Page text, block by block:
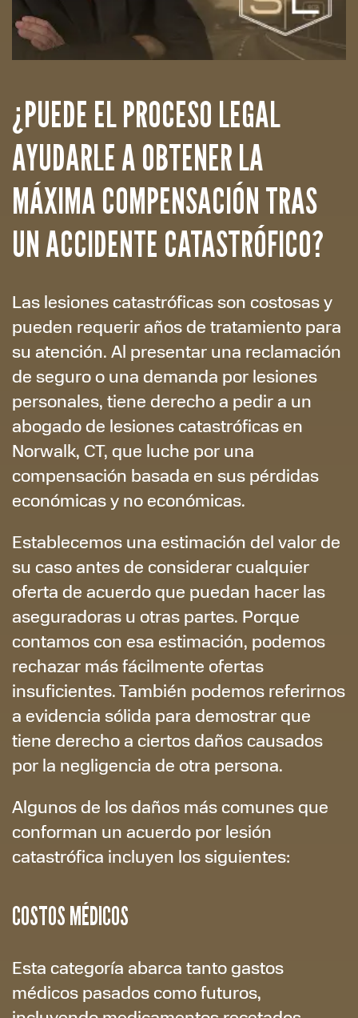
¿PUEDE EL PROCESO LEGAL
AYUDARLE A OBTENER LA
MÁXIMA COMPENSACIÓN TRAS
UN ACCIDENTE CATASTRÓFICO?
Las lesiones catastróficas son costosas y
pueden requerir años de tratamiento para
su atención. Al presentar una reclamación
de seguro o una demanda por lesiones
personales, tiene derecho a pedir a un
abogado de lesiones catastróficas en
Norwalk, CT, que luche por una
compensación basada en sus pérdidas
económicas y no económicas.
Establecemos una estimación del valor de
su caso antes de considerar cualquier
oferta de acuerdo que puedan hacer las
aseguradoras u otras partes. Porque
contamos con esa estimación, podemos
rechazar más fácilmente ofertas
insuficientes. También podemos referirnos
a evidencia sólida para demostrar que
tiene derecho a ciertos daños causados
por la negligencia de otra persona.
Algunos de los daños más comunes que
conforman un acuerdo por lesión
catastrófica incluyen los siguientes:
COSTOS MÉDICOS
Esta categoría abarca tanto gastos
médicos pasados como futuros,